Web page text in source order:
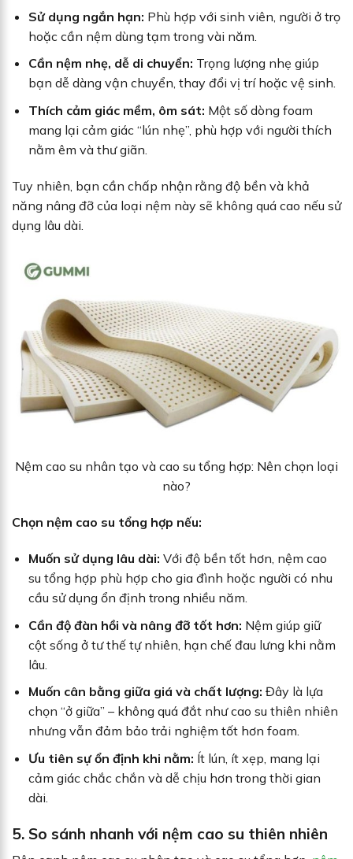
Sử dụng ngắn hạn: Phù hợp với sinh viên, người ở trọ
hoặc cần nệm dùng tạm trong vài năm.
Cần nệm nhẹ, dễ di chuyển: Trọng lượng nhẹ giúp
bạn dễ dàng vận chuyển, thay đổi vị trí hoặc vệ sinh.
Thích cảm giác mềm, ôm sát: Một số dòng foam
mang lại cảm giác “lún nhẹ”, phù hợp với người thích
nằm êm và thư giãn.
Tuy nhiên, bạn cần chấp nhận rằng độ bền và khả
năng nâng đỡ của loại nệm này sẽ không quá cao nếu sử
dụng lâu dài.
Nệm cao su nhân tạo và cao su tổng hợp: Nên chọn loại
nào?
Chọn nệm cao su tổng hợp nếu:
Muốn sử dụng lâu dài: Với độ bền tốt hơn, nệm cao
su tổng hợp phù hợp cho gia đình hoặc người có nhu
cầu sử dụng ổn định trong nhiều năm.
Cần độ đàn hồi và nâng đỡ tốt hơn: Nệm giúp giữ
cột sống ở tư thế tự nhiên, hạn chế đau lưng khi nằm
lâu.
Muốn cân bằng giữa giá và chất lượng: Đây là lựa
chọn “ở giữa” – không quá đắt như cao su thiên nhiên
nhưng vẫn đảm bảo trải nghiệm tốt hơn foam.
Ưu tiên sự ổn định khi nằm: Ít lún, ít xẹp, mang lại
cảm giác chắc chắn và dễ chịu hơn trong thời gian
dài.
5. So sánh nhanh với nệm cao su thiên nhiên